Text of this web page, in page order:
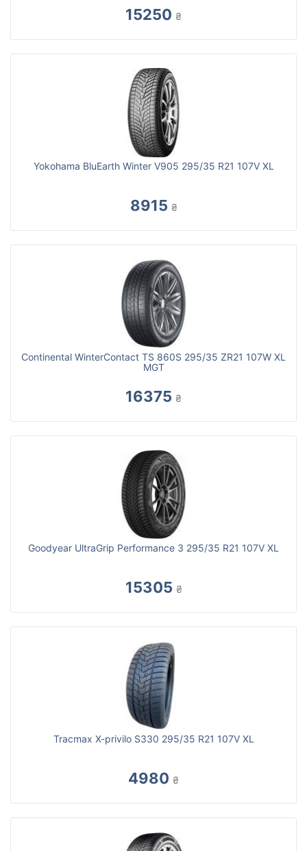
15250 ₴
Yokohama BluEarth Winter V905 295/35 R21 107V XL
8915 ₴
Continental WinterContact TS 860S 295/35 ZR21 107W XL
MGT
16375 ₴
Goodyear UltraGrip Performance 3 295/35 R21 107V XL
15305 ₴
Tracmax X-privilo S330 295/35 R21 107V XL
4980 ₴